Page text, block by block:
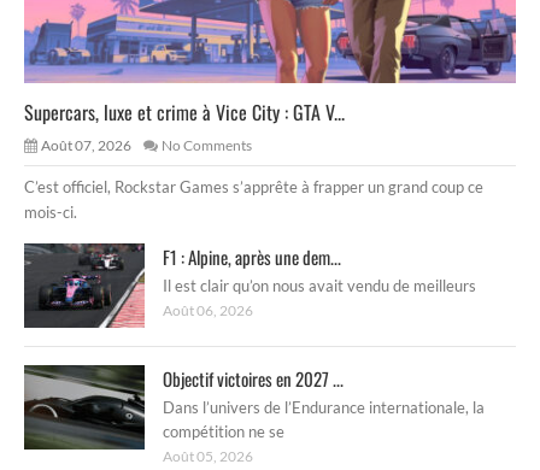
Supercars, luxe et crime à Vice City : GTA V...
Août 07, 2026 No Comments
C’est officiel, Rockstar Games s’apprête à frapper un grand coup ce
mois-ci.
F1 : Alpine, après une dem...
Il est clair qu’on nous avait vendu de meilleurs
Août 06, 2026
Objectif victoires en 2027 ...
Dans l’univers de l’Endurance internationale, la
compétition ne se
Août 05, 2026